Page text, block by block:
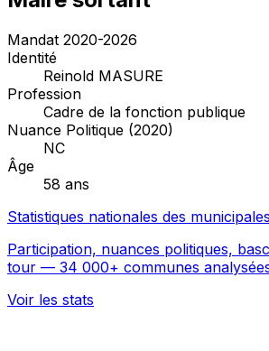
Mandat 2020-2026
Identité
Reinold MASURE
Profession
Cadre de la fonction publique
Nuance Politique (2020)
NC
Âge
58 ans
Statistiques nationales des
Participation, nuances politiques,
tour — 34 000+ communes
Voir les stats